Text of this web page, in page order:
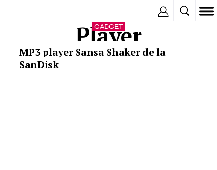
Player
GADGET
MP3 player Sansa Shaker de la
SanDisk